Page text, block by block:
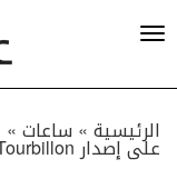
الرئيسية » ساعات»
على إصدار Edouard Bovet Tourbillon